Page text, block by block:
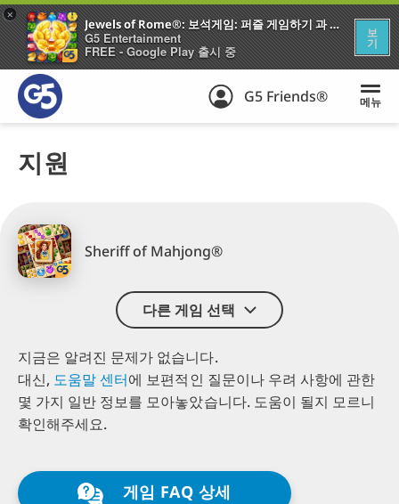
Jewels of Rome®: 보석게임: 퍼즐 게임하기 과 건축 도시 엠파이어
G5 Entertainment
FREE - Google Play 출시 중
보
기
+
G5 Friends® 메뉴
지원
Sheriff of Mahjong®
다른 게임 선택
지금은 알려진 문제가 없습니다.
대신, 도움말 센터에 보편적인 질문이나우려 사항에 관한
몇 가지 일반 정보를 모아놓았습니다.도움이 될지 모르니
확인해주세요.
게임 FAQ 상세